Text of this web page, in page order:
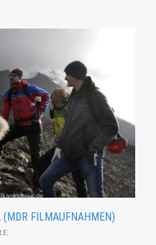
FILMAUFNAHMEN)